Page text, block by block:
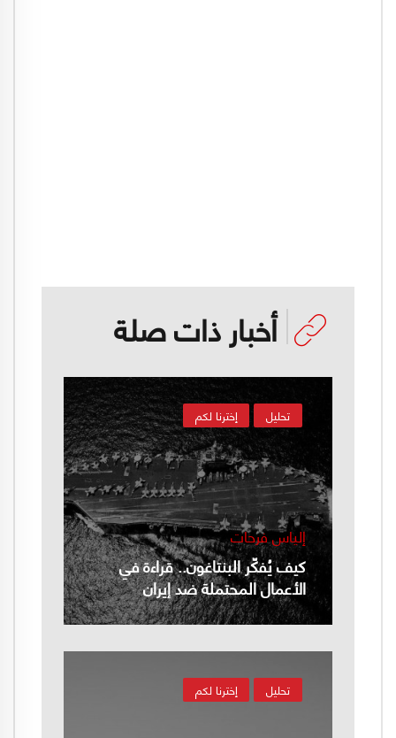
أخبار ذات صلة
إخترنا لكم تحليل
إلياس فرحات
كيف يُفكّر البنتاغون.. قراءة في
الأعمال المحتملة ضد إيران
إخترنا لكم تحليل